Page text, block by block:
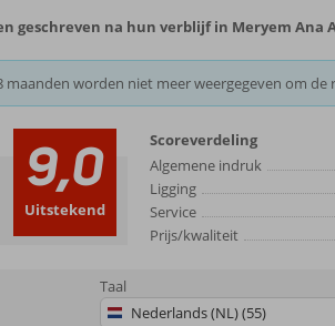
geschreven na hun verblijf in Meryem Ana
maanden worden niet meer weergegeven om
9,0
Uitstekend
Scoreverdeling
Algemene indruk
Ligging
Service
Prijs/kwaliteit
Taal
Nederlands (NL) (55)